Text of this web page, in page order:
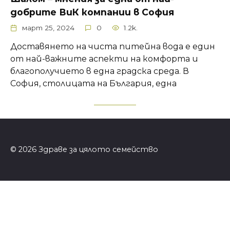
добрите ВиК компании в София
март 25, 2024 0 1.2k.
Доставянето на чиста питейна вода е един
от най-важните аспекти на комфорта и
благополучието в една градска среда. В
София, столицата на България, една
© 2026 Здраве за цялото семейство